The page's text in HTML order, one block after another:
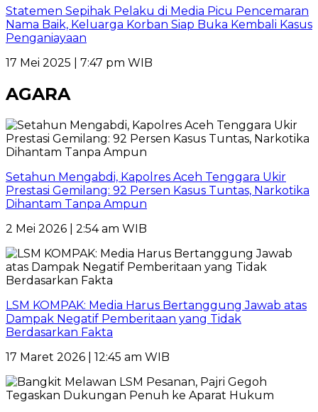
Statemen Sepihak Pelaku di Media Picu Pencemaran
Nama Baik, Keluarga Korban Siap Buka Kembali Kasus
Penganiayaan
17 Mei 2025 | 7:47 pm WIB
AGARA
Setahun Mengabdi, Kapolres Aceh Tenggara Ukir
Prestasi Gemilang: 92 Persen Kasus Tuntas, Narkotika
Dihantam Tanpa Ampun
2 Mei 2026 | 2:54 am WIB
LSM KOMPAK: Media Harus Bertanggung Jawab atas
Dampak Negatif Pemberitaan yang Tidak
Berdasarkan Fakta
17 Maret 2026 | 12:45 am WIB